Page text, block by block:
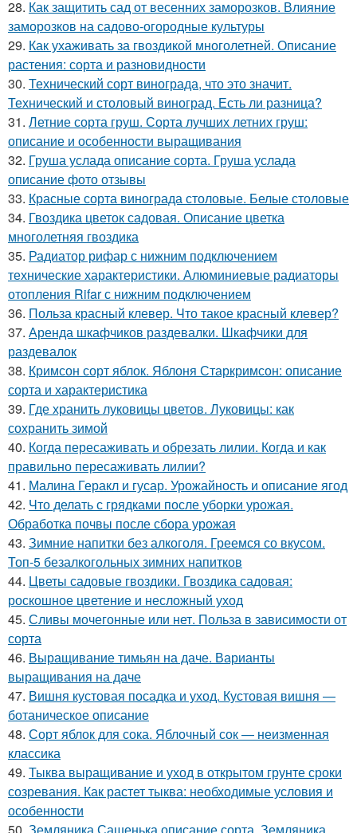
28. Как защитить сад от весенних заморозков. Влияние
заморозков на садово-огородные культуры
29. Как ухаживать за гвоздикой многолетней. Описание
растения: сорта и разновидности
30. Технический сорт винограда, что это значит.
Технический и столовый виноград. Есть ли разница?
31. Летние сорта груш. Сорта лучших летних груш:
описание и особенности выращивания
32. Груша услада описание сорта. Груша услада
описание фото отзывы
33. Красные сорта винограда столовые. Белые столовые
34. Гвоздика цветок садовая. Описание цветка
многолетняя гвоздика
35. Радиатор рифар с нижним подключением
технические характеристики. Алюминиевые радиаторы
отопления Rifar с нижним подключением
36. Польза красный клевер. Что такое красный клевер?
37. Аренда шкафчиков раздевалки. Шкафчики для
раздевалок
38. Кримсон сорт яблок. Яблоня Старкримсон: описание
сорта и характеристика
39. Где хранить луковицы цветов. Луковицы: как
сохранить зимой
40. Когда пересаживать и обрезать лилии. Когда и как
правильно пересаживать лилии?
41. Малина Геракл и гусар. Урожайность и описание ягод
42. Что делать с грядками после уборки урожая.
Обработка почвы после сбора урожая
43. Зимние напитки без алкоголя. Греемся со вкусом.
Топ-5 безалкогольных зимних напитков
44. Цветы садовые гвоздики. Гвоздика садовая:
роскошное цветение и несложный уход
45. Сливы мочегонные или нет. Польза в зависимости от
сорта
46. Выращивание тимьян на даче. Варианты
выращивания на даче
47. Вишня кустовая посадка и уход. Кустовая вишня —
ботаническое описание
48. Сорт яблок для сока. Яблочный сок — неизменная
классика
49. Тыква выращивание и уход в открытом грунте сроки
созревания. Как растет тыква: необходимые условия и
особенности